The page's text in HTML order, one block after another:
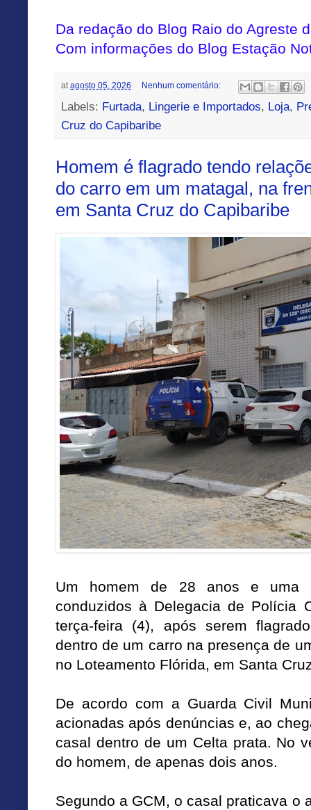
Da redação do Blog Raio do Agreste
Com informações do Blog Estação
at agosto 05, 2026 Nenhum comentário:
Labels: Furtada, Lingerie e Importados, Loja,
Cruz do Capibaribe
Homem é flagrado tendo
do carro em um matagal, na
em Santa Cruz do Capibaribe
Um homem de 28 anos e uma
conduzidos à Delegacia de Polícia
terça-feira (4), após serem
dentro de um carro na presença de
no Loteamento Flórida, em Santa
De acordo com a Guarda Civil
acionadas após denúncias e, ao
casal dentro de um Celta prata. No
do homem, de apenas dois anos.
Segundo a GCM, o casal praticava o